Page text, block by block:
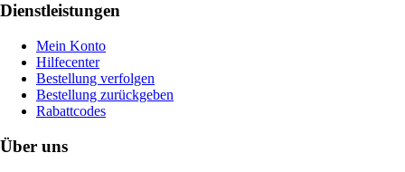
Dienstleistungen
Mein Konto
Hilfecenter
Bestellung verfolgen
Bestellung zurückgeben
Rabattcodes
Über uns